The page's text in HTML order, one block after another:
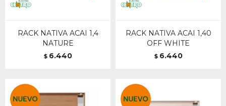
RACK NATIVA ACAI 1,4
NATURE
$ 6.440
RACK NATIVA ACAI 1,40
OFF WHITE
$ 6.440